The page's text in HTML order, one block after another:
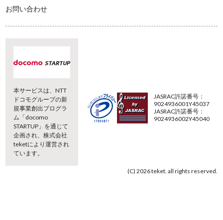
お問い合わせ
本サービスは、NTT
ドコモグループの新
規事業創出プログラ
ム「docomo
STARTUP」を通じて
企画され、株式会社
teketにより運営され
ています。
JASRAC許諾番号：
9024936001Y45037
JASRAC許諾番号：
9024936002Y45040
(C) 2026 teket. all rights reserved.